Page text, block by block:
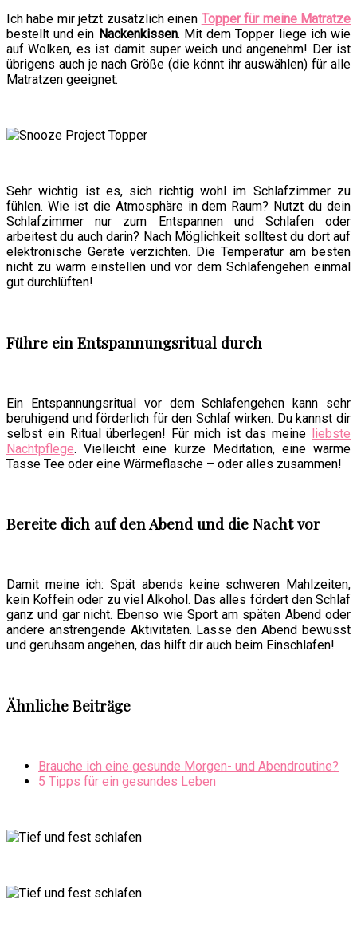
Ich habe mir jetzt zusätzlich einen Topper für meine Matratze
bestellt und ein Nackenkissen. Mit dem Topper liege ich wie
auf Wolken, es ist damit super weich und angenehm! Der ist
übrigens auch je nach Größe (die könnt ihr auswählen) für alle
Matratzen geeignet.
Sehr wichtig ist es, sich richtig wohl im Schlafzimmer zu
fühlen. Wie ist die Atmosphäre in dem Raum? Nutzt du dein
Schlafzimmer nur zum Entspannen und Schlafen oder
arbeitest du auch darin? Nach Möglichkeit solltest du dort auf
elektronische Geräte verzichten. Die Temperatur am besten
nicht zu warm einstellen und vor dem Schlafengehen einmal
gut durchlüften!
Führe ein Entspannungsritual durch
Ein Entspannungsritual vor dem Schlafengehen kann sehr
beruhigend und förderlich für den Schlaf wirken. Du kannst dir
selbst ein Ritual überlegen! Für mich ist das meine liebste
Nachtpflege. Vielleicht eine kurze Meditation, eine warme
Tasse Tee oder eine Wärmeflasche – oder alles zusammen!
Bereite dich auf den Abend und die Nacht vor
Damit meine ich: Spät abends keine schweren Mahlzeiten,
kein Koffein oder zu viel Alkohol. Das alles fördert den Schlaf
ganz und gar nicht. Ebenso wie Sport am späten Abend oder
andere anstrengende Aktivitäten. Lasse den Abend bewusst
und geruhsam angehen, das hilft dir auch beim Einschlafen!
Ähnliche Beiträge
Brauche ich eine gesunde Morgen- und Abendroutine?
5 Tipps für ein gesundes Leben